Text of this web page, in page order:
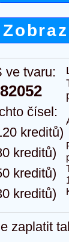
ve tvaru:
čísel:
kreditů)
kreditů)
kreditů)
kreditů)
zaplatit